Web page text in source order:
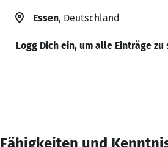
Essen, Deutschland
Logg Dich ein, um alle Einträge zu
Fähigkeiten und